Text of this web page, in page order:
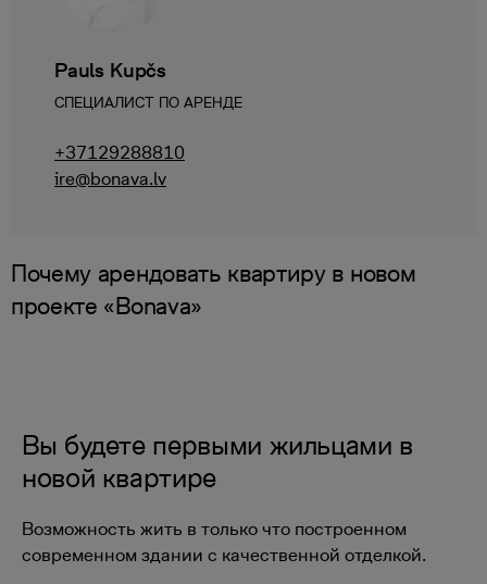
Pauls Kupčs
СПЕЦИАЛИСТ ПО АРЕНДЕ
+37129288810
ire@bonava.lv
Почему арендовать квартиру в новом
проекте «Bonava»
Вы будете первыми жильцами в
новой квартире
Возможность жить в только что построенном
современном здании с качественной отделкой.